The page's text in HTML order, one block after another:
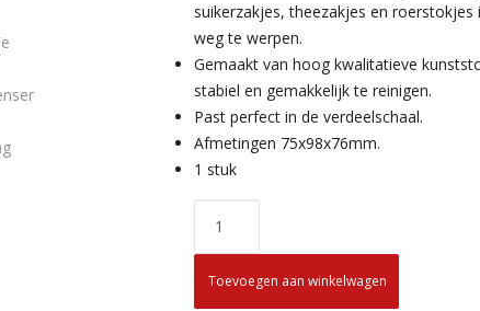
suikerzakjes, theezakjes en roerstokjes
weg te werpen.
Gemaakt van hoog kwalitatieve
stabiel en gemakkelijk te reinigen.
Past perfect in de verdeelschaal.
Afmetingen 75x98x76mm.
1 stuk
Toevoegen aan winkelwagen